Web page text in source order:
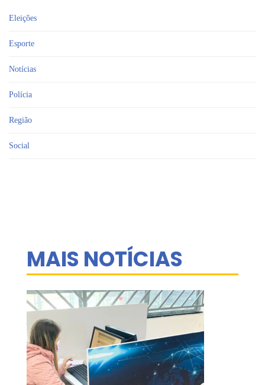
Eleições
Esporte
Notícias
Polícia
Região
Social
MAIS NOTÍCIAS